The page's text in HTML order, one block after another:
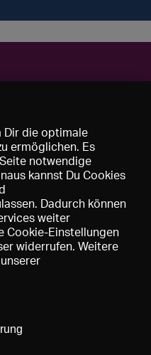
Dir die optimale
ermöglichen. Es
notwendige
kannst Du Cookies
Dadurch können
weiter
Cookie-Einstellungen
widerrufen. Weitere